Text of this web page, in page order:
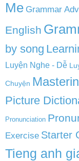
Me Grammar
English
by song
Luyện Nghe - Dễ
Chuyện
Picture
Pronunciation
Exercise Starter
Tieng anh